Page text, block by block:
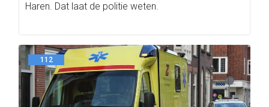
Haren. Dat laat de politie weten.
112